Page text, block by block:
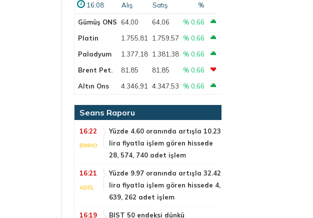
16:08 Alış Satış %
Gümüş ONS 64,00 64,06
% 0,66
Platin
1.755,81 1.759,57
% 0,66
Paladyum
1.377,18 1.381,38 % 0,66
Brent Pet.
81,85 81,85
% 0,66
Altın Ons
4.346,91 4.347,53 % 0,66
Seans Raporu
16:22
BINHO
Yüzde 4.60 oranında artışla 10.23
lira fiyatla işlem gören hissede
28, 574, 740 adet işlem
16:21
ADEL
Yüzde 9.97 oranında artışla 32.42
lira fiyatla işlem gören hissede 4,
639, 262 adet işlem
16:19
BIST 50 endeksi dünkü